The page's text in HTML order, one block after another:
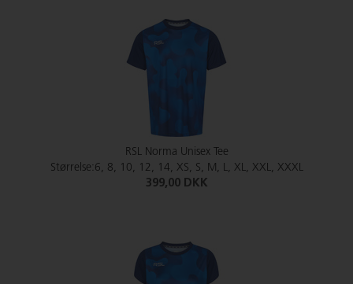
RSL Norma Unisex Tee
Størrelse:6, 8, 10, 12, 14, XS, S, M, L, XL, XXL, XXXL
399,00 DKK